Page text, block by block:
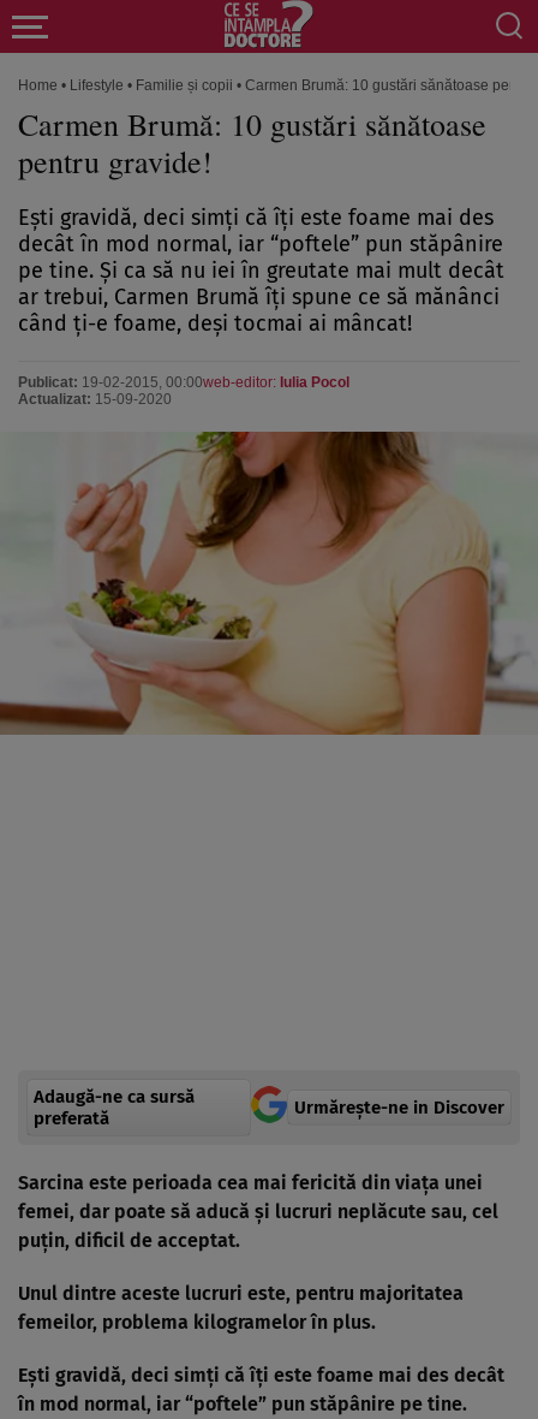
Home • Lifestyle • Familie și copii • Carmen Brumă: 10 gustări sănătoase
Carmen Brumă: 10 gustări sănătoase
pentru gravide!
Eşti gravidă, deci simţi că îţi este foame mai des
decât în mod normal, iar “poftele” pun stăpânire
pe tine. Şi ca să nu iei în greutate mai mult decât
ar trebui, Carmen Brumă îţi spune ce să mănânci
când ţi-e foame, deşi tocmai ai mâncat!
Publicat: 19-02-2015, 00:00
Actualizat: 15-09-2020
web-editor: Iulia Pocol
Adaugă-ne ca sursă
preferată
Urmărește-ne in Discover
Sarcina este perioada cea mai fericită din viaţa unei
femei, dar poate să aducă şi lucruri neplăcute sau, cel
puţin, dificil de acceptat.
Unul dintre aceste lucruri este, pentru majoritatea
femeilor, problema kilogramelor în plus.
Eşti gravidă, deci simţi că îţi este foame mai des decât
în mod normal, iar “poftele” pun stăpânire pe tine.